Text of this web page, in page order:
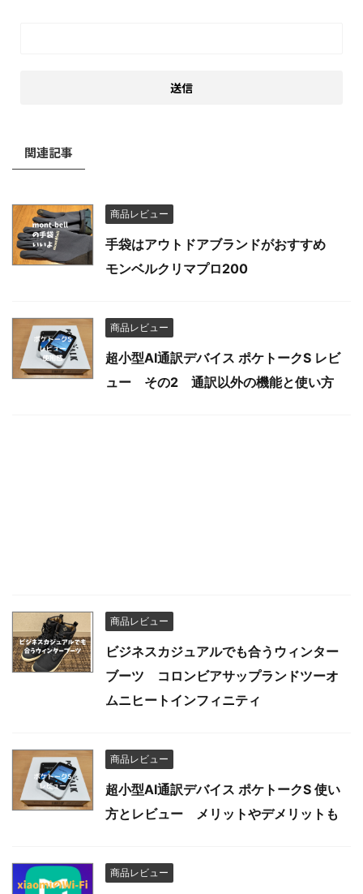
関連記事
商品レビュー
手袋はアウトドアブランドがおすすめ
モンベルクリマプロ200
商品レビュー
超小型AI通訳デバイス ポケトークS レビ
ュー その2 通訳以外の機能と使い方
商品レビュー
ビジネスカジュアルでも合うウィンター
ブーツ コロンビアサップランドツーオ
ムニヒートインフィニティ
商品レビュー
超小型AI通訳デバイス ポケトークS 使い
方とレビュー メリットやデメリットも
商品レビュー